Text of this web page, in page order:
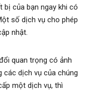
của bạn ngay khi có
số dịch vụ cho phép
nhật.
quan trọng có ảnh
các dịch vụ của chúng
một dịch vụ, thì